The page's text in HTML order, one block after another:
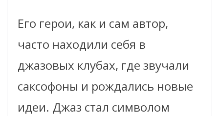
Его герои, как и сам автор,
часто находили себя в
джазовых клубах, где звучали
саксофоны и рождались новые
идеи. Джаз стал символом